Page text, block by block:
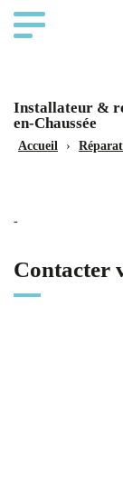
Installateur &
en-Chaussée
Accueil ›
-
Contacter